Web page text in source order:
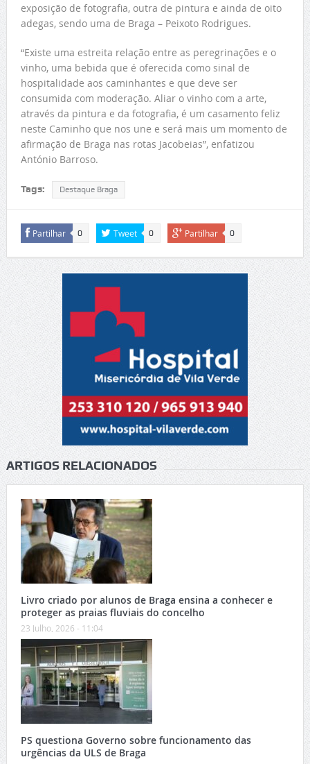
exposição de fotografia, outra de pintura e ainda de oito
adegas, sendo uma de Braga – Peixoto Rodrigues.
“Existe uma estreita relação entre as peregrinações e o
vinho, uma bebida que é oferecida como sinal de
hospitalidade aos caminhantes e que deve ser
consumida com moderação. Aliar o vinho com a arte,
através da pintura e da fotografia, é um casamento feliz
neste Caminho que nos une e será mais um momento de
afirmação de Braga nas rotas Jacobeias”, enfatizou
António Barroso.
Tags: Destaque Braga
Partilhar 0 Tweet 0 Partilhar 0
ARTIGOS RELACIONADOS
Livro criado por alunos de Braga ensina a conhecer e
proteger as praias fluviais do concelho
23 Julho, 2026 - 11:04
PS questiona Governo sobre funcionamento das
urgências da ULS de Braga